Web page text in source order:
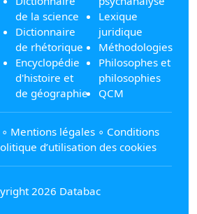
de la science
Dictionnaire
de rhétorique
Encyclopédie
d'histoire et
de géographie
Lexique
juridique
Méthodologies
Philosophes et
philosophies
QCM
Mentions légales ∘ Conditions
d’utilisation des cookies
2026 Databac